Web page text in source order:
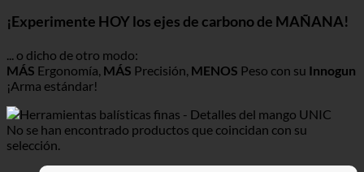
¡Experimente HOY los ejes de carbono de MAÑANA!
... o dicho de otro modo:
MÁS Ergonomía, MÁS Precisión, MENOS Peso con su Innogun
¡Arma estándar!
No se han encontrado productos que coincidan con su
selección.